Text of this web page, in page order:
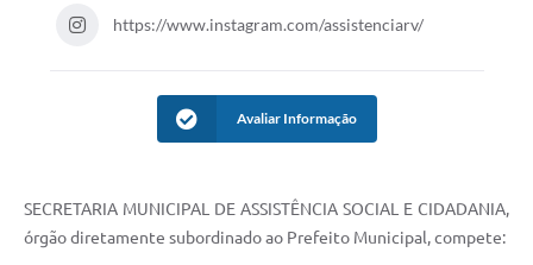
Galeria de Fotos
Governo do Estado do Mato Grosso do Sul
https://www.instagram.com/assistenciarv/
Avaliar Informação
SECRETARIA MUNICIPAL DE ASSISTÊNCIA SOCIAL E CIDADANIA,
órgão diretamente subordinado ao Prefeito Municipal, compete: